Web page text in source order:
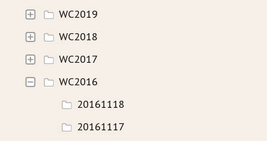
WAVECAMP 2024
WAVECAMP 2023
WC2019
WC2018
WC2017
WC2016
20161118
20161117